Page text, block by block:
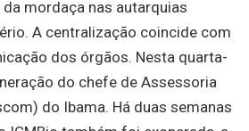
mordaça nas autarquias
A centralização coincide com
dos órgãos. Nesta quarta-
do chefe de Assessoria
do Ibama. Há duas semanas